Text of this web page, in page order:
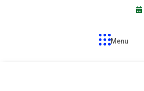
Menu